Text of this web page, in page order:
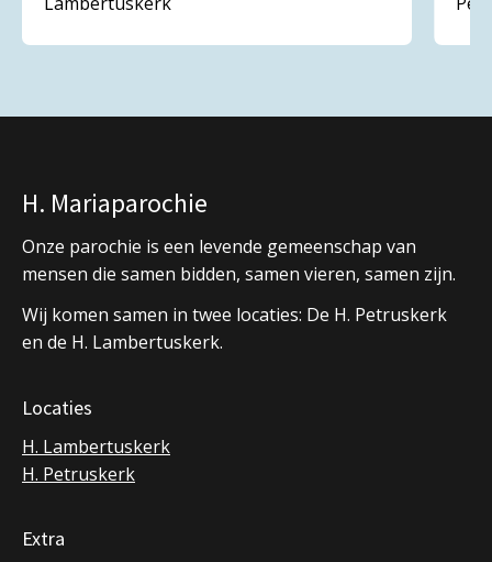
H. Mariaparochie
Onze parochie is een levende gemeenschap van
mensen die samen bidden, samen vieren, samen zijn.
Wij komen samen in twee locaties: De H. Petruskerk
en de H. Lambertuskerk.
Locaties
H. Lambertuskerk
H. Petruskerk
Extra